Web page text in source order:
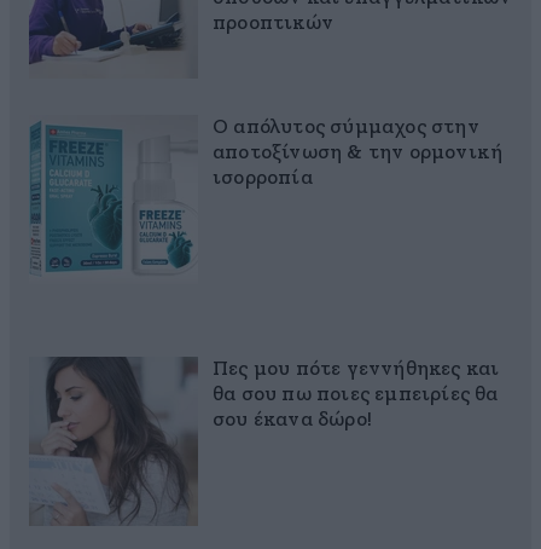
προοπτικών
Ο απόλυτος σύμμαχος στην
αποτοξίνωση & την ορμονική
ισορροπία
Πες μου πότε γεννήθηκες και
θα σου πω ποιες εμπειρίες θα
σου έκανα δώρο!